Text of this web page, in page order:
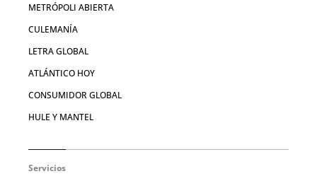
METRÓPOLI ABIERTA
CULEMANÍA
LETRA GLOBAL
ATLÁNTICO HOY
CONSUMIDOR GLOBAL
HULE Y MANTEL
Servicios